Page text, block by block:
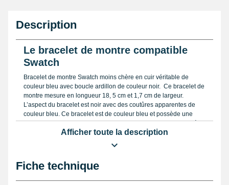
Description
Le bracelet de montre compatible
Swatch
Bracelet de montre Swatch moins chère en cuir véritable de
couleur bleu avec boucle ardillon de couleur noir. Ce bracelet de
montre mesure en longueur 18, 5 cm et 1,7 cm de largeur.
L’aspect du bracelet est noir avec des coutûres apparentes de
couleur bleu. Ce bracelet est de couleur bleu et possède une
boucle ardillon noire. Ce bracelet de montre Swatch moins chère
comporte 7 trous pour permettre de le serrer à la hauteur du
Ce bracelet pas cher convient uniquement à une montre
Afficher toute la description
Fiche technique